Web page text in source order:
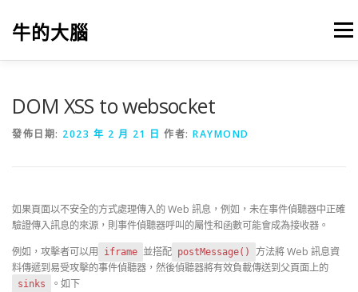
牛的大腦 選單
DOM XSS to websocket
發佈日期: 2023 年 2 月 21 日 作者: RAYMOND
如果頁面以不安全的方式處理傳入的 Web 訊息，例如，未在事件偵聽器中正確
驗證傳入訊息的來源，則事件偵聽器呼叫的屬性和函數可能會成為接收器。
例如，攻擊者可以用
iframe 並搭配 postMessage()
方法將 Web 訊息資
料傳遞到易受攻擊的事件偵聽器，然後偵聽器將有效負載傳送到父頁面上的
sinks 。如下